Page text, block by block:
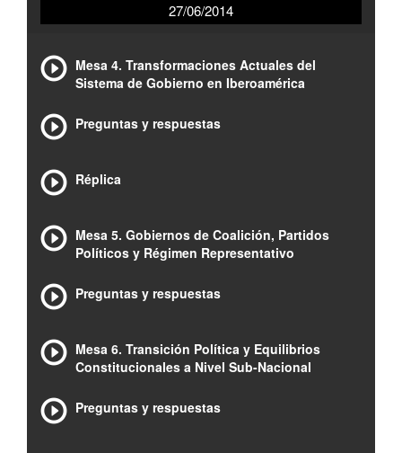
27/06/2014
Mesa 4. Transformaciones Actuales del
Sistema de Gobierno en Iberoamérica
Preguntas y respuestas
Réplica
Mesa 5. Gobiernos de Coalición, Partidos
Políticos y Régimen Representativo
Preguntas y respuestas
Mesa 6. Transición Política y Equilibrios
Constitucionales a Nivel Sub-Nacional
Preguntas y respuestas